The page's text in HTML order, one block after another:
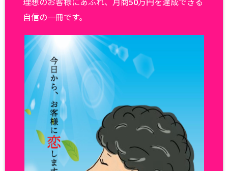
自信の一冊です。